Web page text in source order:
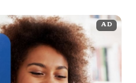
AD